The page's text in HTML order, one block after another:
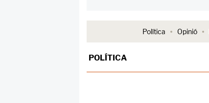
Política Opinió
POLÍTICA